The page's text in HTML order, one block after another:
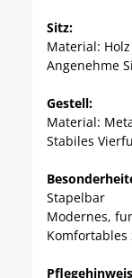
Sitz:
Material: Holz
Angenehme
Gestell:
Material:
Stabiles
Stapelbar
Modernes,